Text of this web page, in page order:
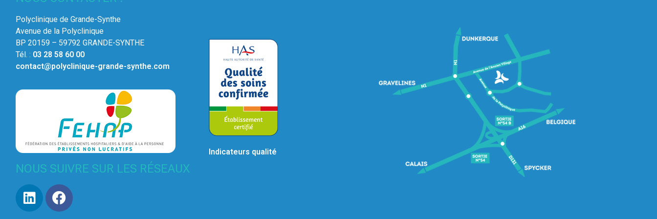
Polyclinique de Grande-Synthe
Avenue de la Polyclinique
BP 20159 – 59792 GRANDE-SYNTHE
Tél. : 03 28 58 60 00
contact@polyclinique-grande-synthe.com
NOUS SUIVRE SUR LES RÉSEAUX
Indicateurs qualité